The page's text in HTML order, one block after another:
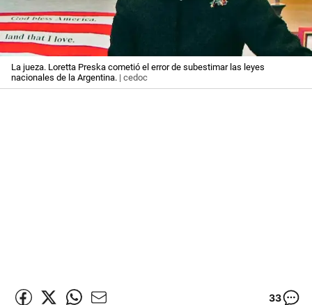
La jueza. Loretta Preska cometió el error de subestimar las leyes
nacionales de la Argentina. | cedoc
33